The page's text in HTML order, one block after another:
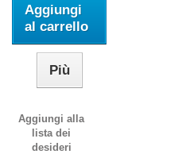
Aggiungi
al carrello
Più
Aggiungi alla
lista dei
desideri